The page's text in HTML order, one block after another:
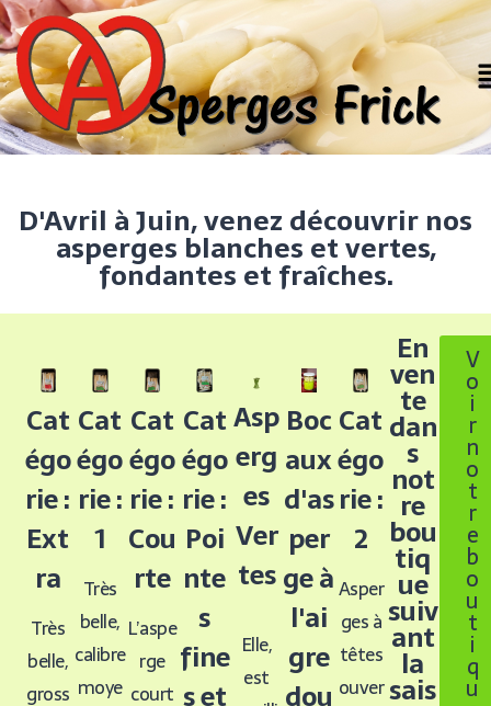
D'Avril à Juin, venez découvrir nos
asperges blanches et vertes,
fondantes et fraîches.
Cat
égo
rie :
Ext
ra
Très
belle,
gross
Cat
égo
rie :
1
Très
belle,
calibre
moye
Cat
égo
rie :
Cou
rte
L’aspe
rge
court
Cat
égo
rie :
Poi
nte
s
fine
s et
Asp
erg
es
Ver
tes
Elle,
est
Boc
aux
d'as
per
ge à
l'ai
gre
dou
Cat
égo
rie :
2
Asper
ges à
têtes
ouver
En
ven
te
dan
s
not
re
bou
tiq
ue
suiv
ant
la
sais
V
o
i
r
n
o
t
r
e
b
o
u
t
i
q
u